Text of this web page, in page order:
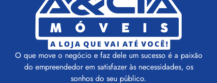
O que move o negócio e faz dele um sucesso é a paixão
do empreendedor em satisfazer às necessidades, os
sonhos do seu público.